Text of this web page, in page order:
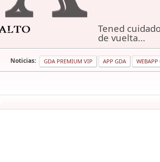
Tened
de vuelta...
Noticias: GDA PREMIUM VIP APP GDA WEBAPP